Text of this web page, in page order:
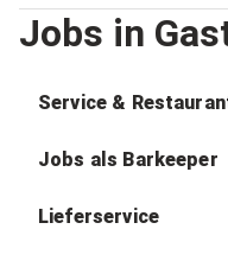
Jobs in
Service &
Jobs als Barkeeper
Lieferservice